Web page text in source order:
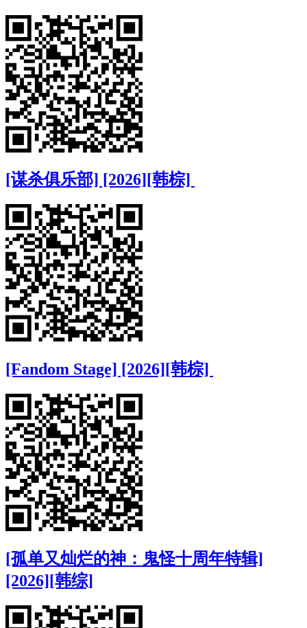
[谋杀俱乐部] [2026][韩棕]
[Fandom Stage] [2026][韩棕]
[孤单又灿烂的神：鬼怪十周年特辑]
[2026][韩综]